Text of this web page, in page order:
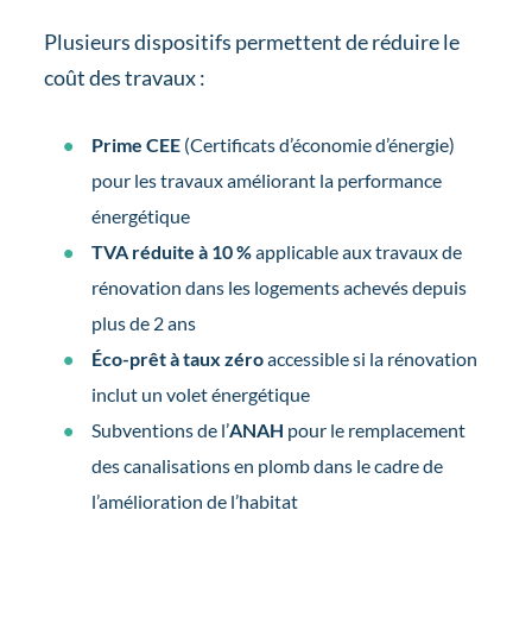
Plusieurs dispositifs permettent de réduire le
coût des travaux :
Prime CEE(Certificats d’économie d’énergie)
pour les travaux améliorant la performance
énergétique
TVA réduite à 10 %applicable aux travaux de
rénovation dans les logements achevés depuis
plus de 2 ans
Éco-prêt à taux zéroaccessible si la rénovation
inclut un volet énergétique
Subventions de l’ANAH pour le remplacement
des canalisations en plomb dans le cadre de
l’amélioration de l’habitat